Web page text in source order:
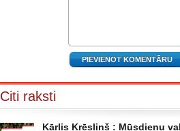
Citi raksti
Kārlis Krēsliņš : Mūsdienu